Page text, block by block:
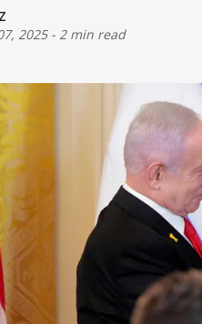
2025- 2 min read